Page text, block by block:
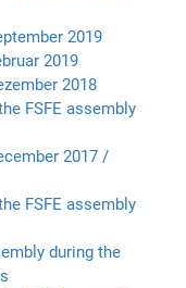
2019
2019
2018
FSFE assembly
2017 /
FSFE assembly
during the